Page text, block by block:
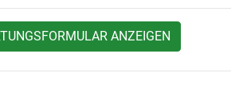
ANZEIGEN